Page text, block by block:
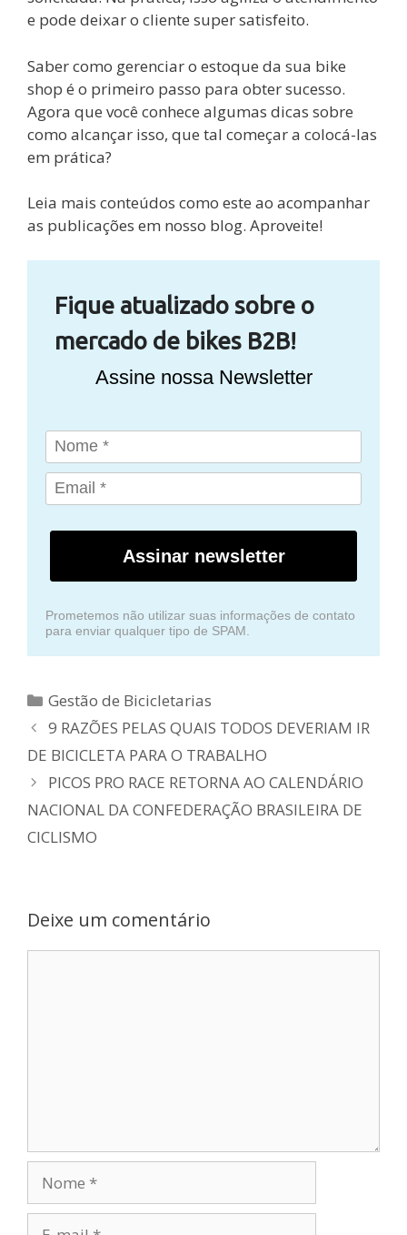
e pode deixar o cliente super satisfeito.
Saber como gerenciar o estoque da sua bike
shop é o primeiro passo para obter sucesso.
Agora que você conhece algumas dicas sobre
como alcançar isso, que tal começar a colocá-las
em prática?
Leia mais conteúdos como este ao acompanhar
as publicações em nosso blog. Aproveite!
Fique atualizado sobre o
mercado de bikes B2B!
Assine nossa Newsletter
Assinar newsletter
Prometemos não utilizar suas informações de contato
para enviar qualquer tipo de SPAM.
Categorias
Gestão de Bicicletarias
9 RAZÕES PELAS QUAIS TODOS DEVERIAM IR
DE BICICLETA PARA O TRABALHO
PICOS PRO RACE RETORNA AO CALENDÁRIO
NACIONAL DA CONFEDERAÇÃO BRASILEIRA DE
CICLISMO
Deixe um comentário